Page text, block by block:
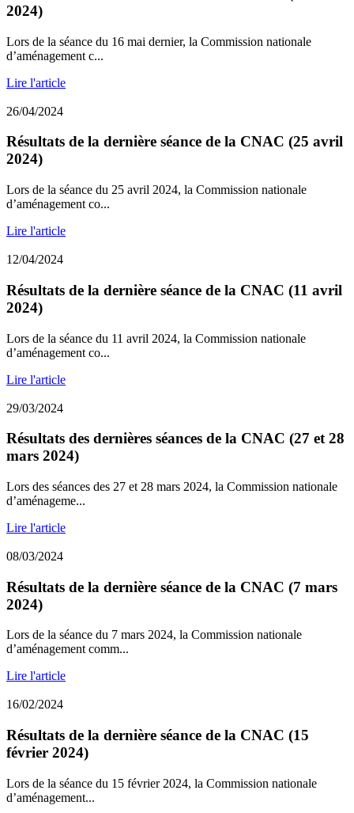
2024)
Lors de la séance du 16 mai dernier, la Commission nationale
d’aménagement c...
Lire l'article
26/04/2024
Résultats de la dernière séance de la CNAC (25 avril
2024)
Lors de la séance du 25 avril 2024, la Commission nationale
d’aménagement co...
Lire l'article
12/04/2024
Résultats de la dernière séance de la CNAC (11 avril
2024)
Lors de la séance du 11 avril 2024, la Commission nationale
d’aménagement co...
Lire l'article
29/03/2024
Résultats des dernières séances de la CNAC (27 et 28
mars 2024)
Lors des séances des 27 et 28 mars 2024, la Commission nationale
d’aménageme...
Lire l'article
08/03/2024
Résultats de la dernière séance de la CNAC (7 mars
2024)
Lors de la séance du 7 mars 2024, la Commission nationale
d’aménagement comm...
Lire l'article
16/02/2024
Résultats de la dernière séance de la CNAC (15
février 2024)
Lors de la séance du 15 février 2024, la Commission nationale
d’aménagement...